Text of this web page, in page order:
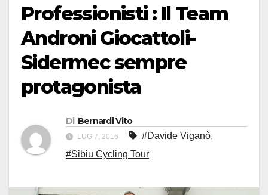
Professionisti : Il Team
Androni Giocattoli-
Sidermec sempre
protagonista
Di Bernardi Vito
LUG 7, 2016 #Davide Viganò,
#Sibiu Cycling Tour